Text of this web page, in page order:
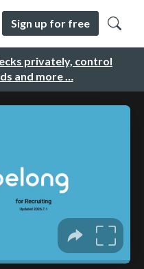
privately, control
and more …
Sign up for free